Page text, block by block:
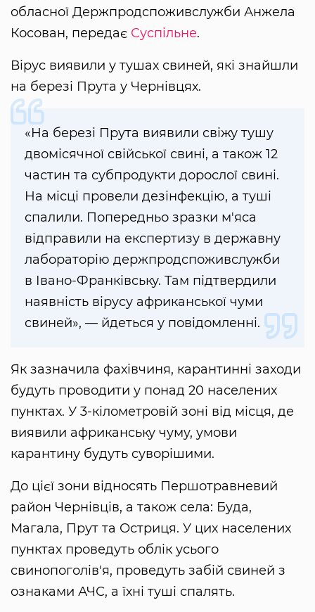
обласної Держпродспоживслужби Анжела
Косован, передає Суспільне.
Вірус виявили у тушах свиней, які знайшли
на березі Прута у Чернівцях.
«На березі Прута виявили свіжу тушу
двомісячної свійської свині, а також 12
частин та субпродукти дорослої свині.
На місці провели дезінфекцію, а туші
спалили. Попередньо зразки м'яса
відправили на експертизу в державну
лабораторію держпродспоживслужби
в Івано-Франківську. Там підтвердили
наявність вірусу африканської чуми
свиней», — йдеться у повідомленні.
Як зазначила фахівчиня, карантинні заходи
будуть проводити у понад 20 населених
пунктах. У 3-кілометровій зоні від місця, де
виявили африканську чуму, умови
карантину будуть суворішими.
До цієї зони відносять Першотравневий
район Чернівців, а також села: Буда,
Магала, Прут та Остриця. У цих населених
пунктах проведуть облік усього
свинопоголів'я, проведуть забій свиней з
ознаками АЧС, а їхні туші спалять.